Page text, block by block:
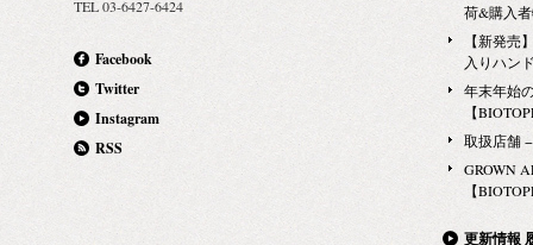
［お問合せ
4.4.6, higashi
フォーム：
CIBONE（
ックス南青
3475-8017
ファティー
http://
TEL 03-6427-6424
Facebook
Twitter
Instagram
RSS
荷&購入
【新発売
入りハン
年末年始
【
取扱店舗
GROWN
【
更新情報